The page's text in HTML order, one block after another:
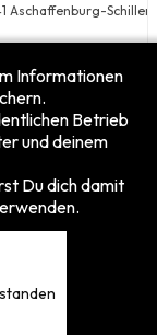
Aschaffenburg-
Hungen-Rodheim
Informationen
Betrieb
und deinem
Du dich damit